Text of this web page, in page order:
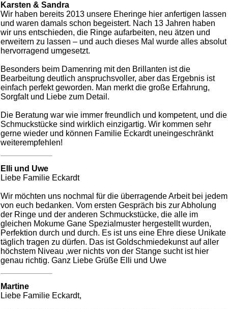
Karsten & Sandra
Wir haben bereits 2013 unsere Eheringe hier anfertigen lassen
und waren damals schon begeistert. Nach 13 Jahren haben
wir uns entschieden, die Ringe aufarbeiten, neu ätzen und
erweitern zu lassen – und auch dieses Mal wurde alles absolut
hervorragend umgesetzt.
Besonders beim Damenring mit den Brillanten ist die
Bearbeitung deutlich anspruchsvoller, aber das Ergebnis ist
einfach perfekt geworden. Man merkt die große Erfahrung,
Sorgfalt und Liebe zum Detail.
Die Beratung war wie immer freundlich und kompetent, und die
Schmuckstücke sind wirklich einzigartig. Wir kommen sehr
gerne wieder und können Familie Eckardt uneingeschränkt
weiterempfehlen!
Elli und Uwe
Liebe Familie Eckardt
Wir möchten uns nochmal für die überragende Arbeit bei jedem
von euch bedanken. Vom ersten Gespräch bis zur Abholung
der Ringe und der anderen Schmuckstücke, die alle im
gleichen Mokume Gane Spezialmuster hergestellt wurden,
Perfektion durch und durch. Es ist uns eine Ehre diese Unikate
täglich tragen zu dürfen. Das ist Goldschmiedekunst auf aller
höchstem Niveau ,wer nichts von der Stange sucht ist hier
genau richtig. Ganz Liebe Grüße Elli und Uwe
Martine
Liebe Familie Eckardt,